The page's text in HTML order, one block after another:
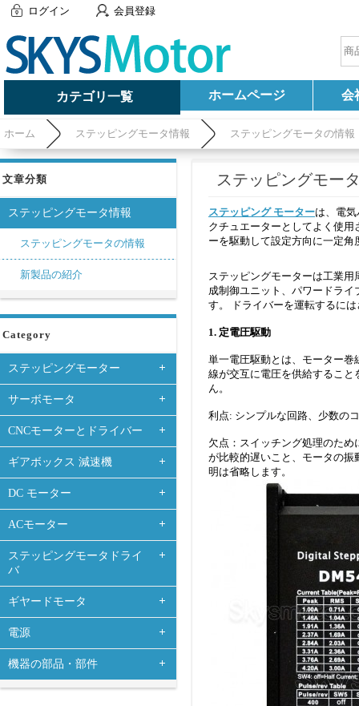
ログイン 会員登録
カテゴリ一覧 ホームページ 会
ホーム ステッピングモータ情報 ステッピングモータの情報
文章分類
ステッピングモータ情報
ステッピングモータの情報
新製品の紹介
Category
ステッピングモーター
サーボモータ
CNCモーターとドライバー
ギアボックス 減速機
DC モーター
ACモーター
ステッピングモータドライ
バ
ギヤードモータ
電源
機器の部品・部件
ステッピングモー
ステッピング モーターは、電
クチュエーターとしてよく使
ーを駆動して設定方向に一定
ステッピングモーターは工業
成制御ユニット、パワードラ
す。 ドライバーを運転するに
1. 定電圧駆動
単一電圧駆動とは、モーター
線が交互に電圧を供給するこ
ん。
利点: シンプルな回路、少数の
欠点：スイッチング処理のた
が比較的遅いこと、モータの
明は省略します。